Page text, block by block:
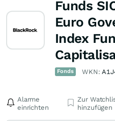
Funds
Euro
Index
Fonds WKN:
Alarme
einrichten
Zur
hinzufügen